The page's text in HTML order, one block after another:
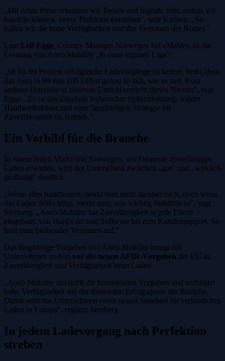
„Mit Aneo Pulse erkennen wir Trends und Signale früh, sodass wir
handeln können, bevor Probleme entstehen", sagt Karlsen. „So
halten wir die hohe Verfügbarkeit und das Vertrauen der Nutzer."
Laut Leif Egge, Country Manager Norwegen bei eMabler, ist die
Leistung von Aneo Mobility „in einer eigenen Liga":
„98 bis 99 Prozent erfolgreiche Ladevorgänge zu liefern, heißt, dass
das Auto in 99 von 100 Fällen genau so lädt, wie es soll. Kein
anderer Betreiber in unserem Umfeld erreicht dieses Niveau", sagt
Egge. „Es ist das Ergebnis technischer Spitzenleistung, solider
Handwerkskunst und einer langfristigen Strategie für
Zuverlässigkeit im Betrieb."
Ein Vorbild für die Branche
In einem reifen Markt wie Norwegen, wo Fahrende zuverlässiges
Laden erwarten, wird der Unterschied zwischen „gut" und „wirklich
großartig" deutlich.
„Wenn alles funktioniert, denkt man nicht darüber nach, doch wenn
das Laden fehlschlägt, merkt man, wie wichtig Stabilität ist", sagt
Stenberg. „Aneo Mobility hat Zuverlässigkeit in jede Ebene
eingebaut, von Hardware und Software bis zum Kundensupport. So
baut man bleibendes Vertrauen auf."
Das langfristige Vorgehen von Aneo Mobility bringt das
Unternehmen zudem vor die neuen AFIR-Vorgaben der EU zu
Zuverlässigkeit und Verfügbarkeit beim Laden.
„Aneo Mobility übertrifft die kommenden Vorgaben und verbindet
hohe Verfügbarkeit mit der führenden Erfolgsquote der Branche.
Damit setzt das Unternehmen einen neuen Standard für verlässliches
Laden in Europa", ergänzt Stenberg.
In jedem Ladevorgang nach Perfektion
streben